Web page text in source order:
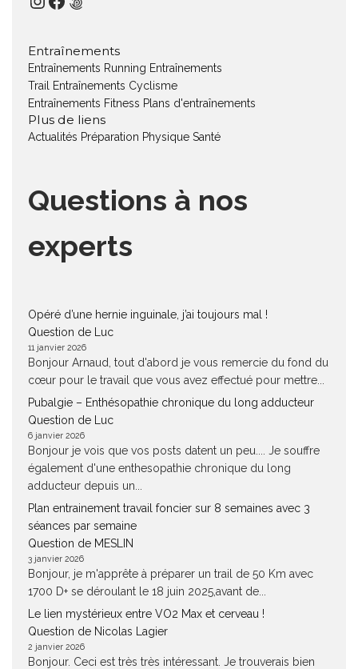
Entraînements
Entraînements Running Entraînements
Trail
Entraînements Cyclisme
Entraînements Fitness Plans d'entraînements
Plus de liens
Actualités Préparation Physique Santé
Questions à nos
experts
Opéré d’une hernie inguinale, j’ai toujours mal !
Question de Luc
11 janvier 2026
Bonjour Arnaud, tout d'abord je vous remercie du fond du
cœur pour le travail que vous avez effectué pour mettre...
Pubalgie – Enthésopathie chronique du long adducteur
Question de Luc
6 janvier 2026
Bonjour je vois que vos posts datent un peu.... Je souffre
également d'une enthesopathie chronique du long
adducteur depuis un...
Plan entrainement travail foncier sur 8 semaines avec 3
séances par semaine
Question de MESLIN
3 janvier 2026
Bonjour, je m'apprête à préparer un trail de 50 Km avec
1700 D+ se déroulant le 18 juin 2025,avant de...
Le lien mystérieux entre VO2 Max et cerveau !
Question de Nicolas Lagier
2 janvier 2026
Bonjour. Ceci est très très intéressant. Je trouverais bien